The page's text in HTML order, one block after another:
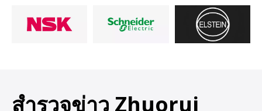
สำรวจข่าว Zhuorui